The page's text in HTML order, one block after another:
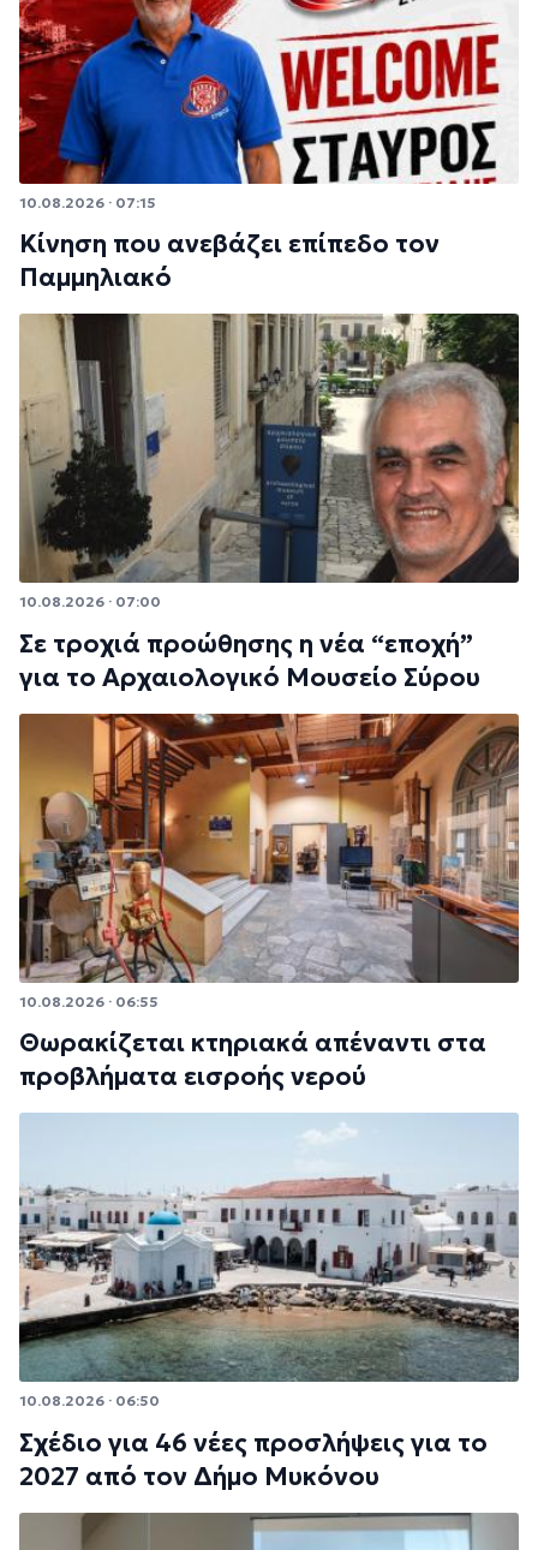
10.08.2026 · 07:15
Κίνηση που ανεβάζει επίπεδο τον
Παμμηλιακό
10.08.2026 · 07:00
Σε τροχιά προώθησης η νέα “εποχή”
για το Αρχαιολογικό Μουσείο Σύρου
10.08.2026 · 06:55
Θωρακίζεται κτηριακά απέναντι στα
προβλήματα εισροής νερού
10.08.2026 · 06:50
Σχέδιο για 46 νέες προσλήψεις για το
2027 από τον Δήμο Μυκόνου